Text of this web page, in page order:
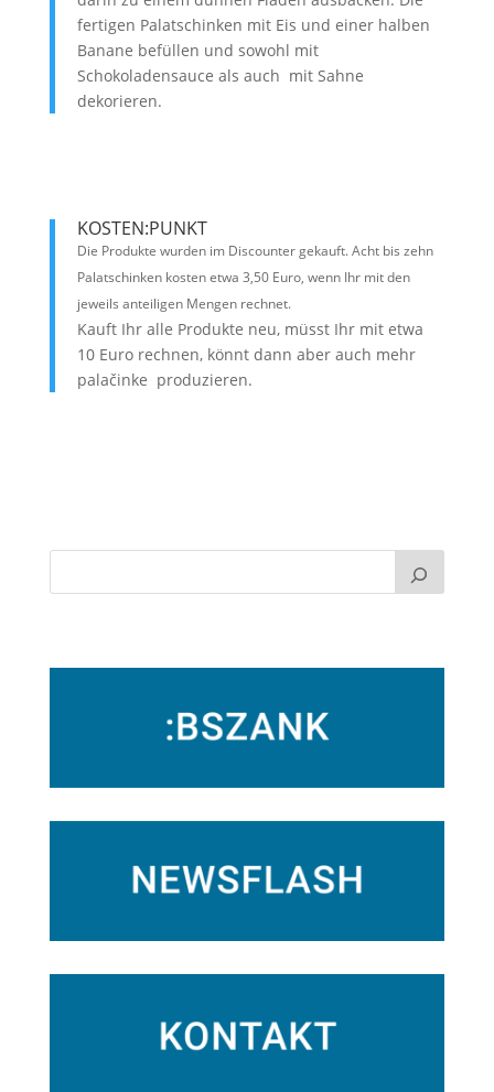
fertigen Palatschinken mit Eis und einer halben
Banane befüllen und sowohl mit
Schokoladensauce als auch mit Sahne
dekorieren.
KOSTEN:PUNKT
Die Produkte wurden im Discounter gekauft. Acht bis zehn
Palatschinken kosten etwa 3,50 Euro, wenn Ihr mit den
jeweils anteiligen Mengen rechnet.
Kauft Ihr alle Produkte neu, müsst Ihr mit etwa
10 Euro rechnen, könnt dann aber auch mehr
palačinke produzieren.